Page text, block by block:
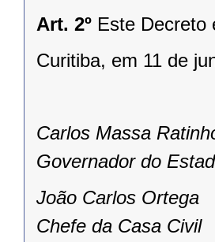
Art. 2º Este Decreto
Curitiba, em 11 de
Carlos Massa
Governador do
João Carlos Ortega
Chefe da Casa Civil